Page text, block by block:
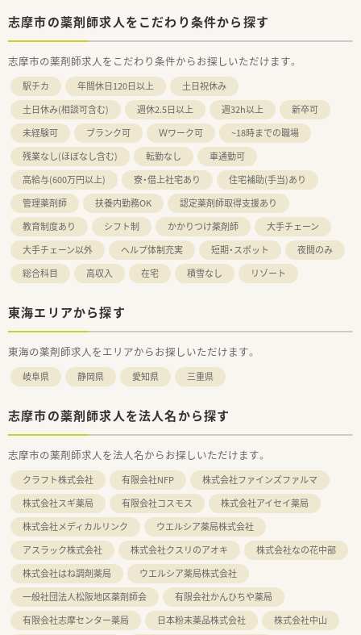
志摩市の薬剤師求人をこだわり条件から探す
志摩市の薬剤師求人をこだわり条件からお探しいただけます。
駅チカ 年間休日120日以上
土日祝休み
土日休み(相談可含む)
週休2.5日以上 週32h以上
新卒可
未経験可
ブランク可 Ｗワーク可
~18時までの職場
残業なし(ほぼなし含む)
転勤なし
車通勤可
高給与(600万円以上)
寮・借上社宅あり
住宅補助(手当)あり
管理薬剤師
扶養内勤務OK
認定薬剤師取得支援あり
教育制度あり
シフト制 かかりつけ薬剤師
大手チェーン
大手チェーン以外
ヘルプ体制充実 短期・スポット
夜間のみ
総合科目
高収入 在宅 積雪なし リゾート
東海エリアから探す
東海の薬剤師求人をエリアからお探しいただけます。
岐阜県 静岡県 愛知県 三重県
志摩市の薬剤師求人を法人名から探す
志摩市の薬剤師求人を法人名からお探しいただけます。
クラフト株式会社 有限会社NFP
株式会社ファインズファルマ
株式会社スギ薬局
有限会社コスモス
株式会社アイセイ薬局
株式会社メディカルリンク
ウエルシア薬局株式会社
アスラック株式会社
株式会社クスリのアオキ
株式会社なの花中部
株式会社はね調剤薬局
ウエルシア薬局株式会社
一般社団法人松阪地区薬剤師会
有限会社かんひちや薬局
有限会社志摩センター薬局
日本粉末薬品株式会社
株式会社中山